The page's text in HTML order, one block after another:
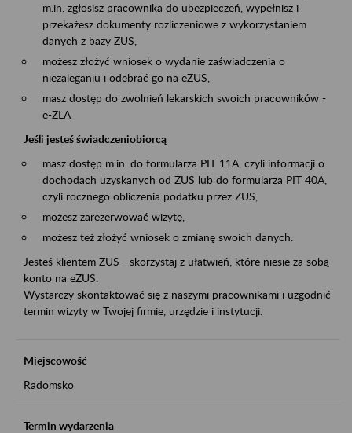
m.in. zgłosisz pracownika do ubezpieczeń, wypełnisz i
przekażesz dokumenty rozliczeniowe z wykorzystaniem
danych z bazy ZUS,
możesz złożyć wniosek o wydanie zaświadczenia o
niezaleganiu i odebrać go na eZUS,
masz dostęp do zwolnień lekarskich swoich pracowników -
e-ZLA
Jeśli jesteś świadczeniobiorcą
masz dostęp m.in. do formularza PIT 11A, czyli informacji o
dochodach uzyskanych od ZUS lub do formularza PIT 40A,
czyli rocznego obliczenia podatku przez ZUS,
możesz zarezerwować wizytę,
możesz też złożyć wniosek o zmianę swoich danych.
Jesteś klientem ZUS - skorzystaj z ułatwień, które niesie za sobą
konto na eZUS.
Wystarczy skontaktować się z naszymi pracownikami i uzgodnić
termin wizyty w Twojej firmie, urzędzie i instytucji.
Miejscowość
Radomsko
Termin wydarzenia